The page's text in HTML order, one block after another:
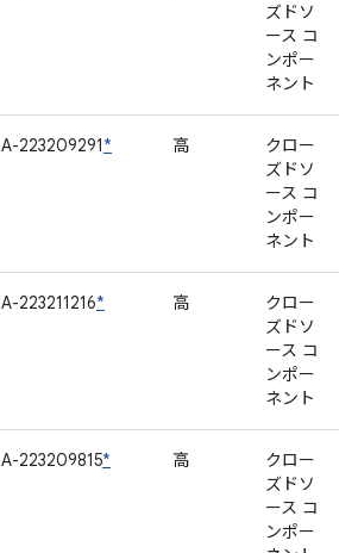
ズドソ
ース コ
ンポー
ネント
A-223209291* 高
クロー
ズドソ
ース コ
ンポー
ネント
A-223211216* 高
クロー
ズドソ
ース コ
ンポー
ネント
A-223209815* 高
クロー
ズドソ
ース コ
ンポー